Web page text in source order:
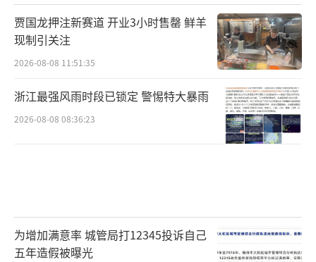
贾国龙押注新赛道 开业3小时售罄 鲜羊
现制引关注
2026-08-08 11:51:35
浙江最强风雨时段已锁定 警惕特大暴雨
2026-08-08 08:36:23
为增加满意率 城管局打12345投诉自己
五年造假被曝光